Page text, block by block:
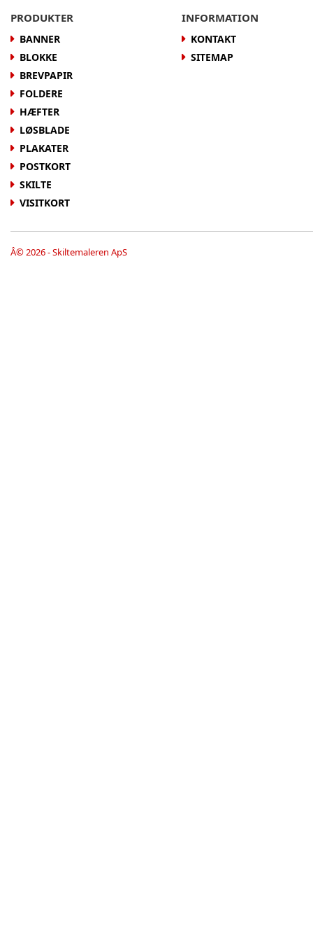
PRODUKTER
BANNER
BLOKKE
BREVPAPIR
FOLDERE
HÆFTER
LØSBLADE
PLAKATER
POSTKORT
SKILTE
VISITKORT
INFORMATION
KONTAKT
SITEMAP
Â© 2026 - Skiltemaleren ApS